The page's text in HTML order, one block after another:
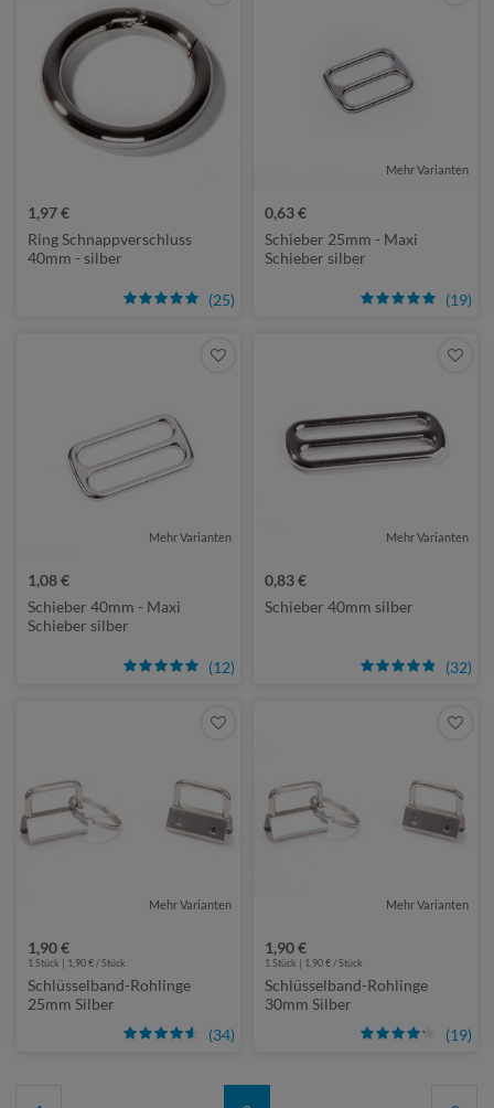
1,97 €
(25)
Ring Schnappverschluss
40mm - silber
Mehr Varianten
0,63 €
(19)
Schieber 25mm - Maxi
Schieber silber
Mehr Varianten
1,08 €
(12)
Schieber 40mm - Maxi
Schieber silber
Mehr Varianten
0,83 €
(32)
Schieber 40mm silber
Mehr Varianten
1,90 €
(34)
1 Stück | 1,90 € / Stück
Schlüsselband-Rohlinge
25mm Silber
Mehr Varianten
1,90 €
(19)
1 Stück | 1,90 € / Stück
Schlüsselband-Rohlinge
30mm Silber